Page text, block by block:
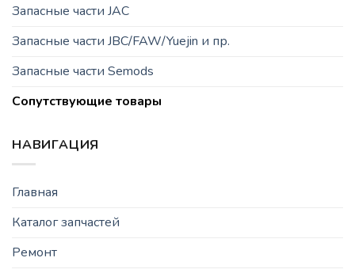
Запасные части JAC
Запасные части JBC/FAW/Yuejin и пр.
Запасные части Semods
Сопутствующие товары
НАВИГАЦИЯ
Главная
Каталог запчастей
Ремонт